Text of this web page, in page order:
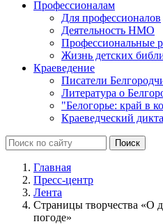
Профессионалам
Для профессионалов
Деятельность НМО
Профессиональные
Жизнь детских
Краеведение
Писатели
Литература о
"Белогорье: край в
Краеведческий
Главная
Пресс-центр
Лента
Страницы творчества «О
погоде»